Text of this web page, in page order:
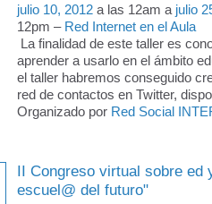
julio 10, 2012 a las 12am a julio
12pm – Red Internet en el Aula
La finalidad de este taller es
aprender a usarlo en el ámbito
el taller habremos conseguido
red de contactos en Twitter,
Organizado por Red Social
II Congreso virtual sobre ed
escuel@ del futuro"